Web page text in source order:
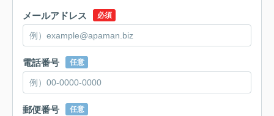
メールアドレス 必須
電話番号 任意
郵便番号 任意